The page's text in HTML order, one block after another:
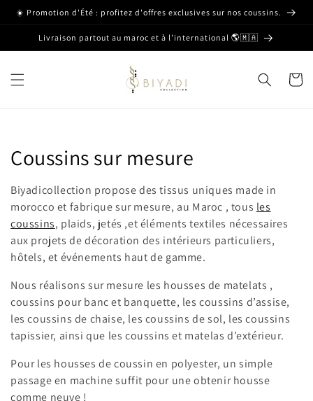
et passer
contenu
☀️ Promotion d'Été : profitez d'offres exclusives sur nos coussins.
Livraison partout au maroc et à l’international 🌎🇲🇦
Panier
C
o
l
l
e
c
t
i
o
Coussins sur mesure
Biyadicollection propose des tissus uniques made in
morocco et fabrique sur mesure, au Maroc , tous les
coussins, plaids, jetés ,et éléments textiles nécessaires
aux projets de décoration des intérieurs particuliers,
hôtels, et événements haut de gamme.
Nous réalisons sur mesure les housses de matelats ,
coussins pour banc et banquette, les coussins d’assise,
les coussins de chaise, les coussins de sol, les coussins
tapissier, ainsi que les coussins et matelas d’extérieur.
Pour les housses de coussin en polyester, un simple
passage en machine suffit pour une obtenir housse
comme neuve !